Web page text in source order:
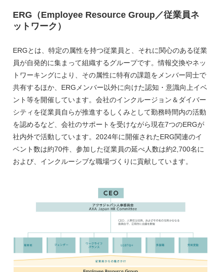
ERG（Employee Resource Group／従業員ネ
ットワーク）
ERGとは、特定の属性を持つ従業員と、それに関心のある従業
員が自発的に集まって組織するグループです。情報交換やネッ
トワーキングにより、その属性に特有の課題をメンバー同士で
共有するほか、ERGメンバー以外に向けた認知・意識向上イベ
ント等を開催しています。会社のインクルージョン＆ダイバー
シティを従業員自らが推進するしくみとして勤務時間内の活動
を認めるなど、会社のサポートを受けながら現在7つのERGが
社内外で活動しています。2024年に開催されたERG関連のイ
ベント数は約70件、参加した従業員の延べ人数は約2,700名に
および、インクルーシブな職場づくりに貢献しています。